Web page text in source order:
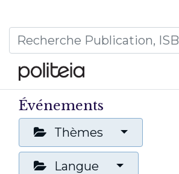
Événements
Thèmes
Langue